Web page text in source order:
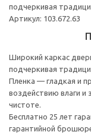
подчеркивая
Артикул: 103.672.63
Широкий каркас
подчеркивая
Пленка — гладкая и
воздействию влаги и
чистоте.
Бесплатно 25 лет
гарантийной